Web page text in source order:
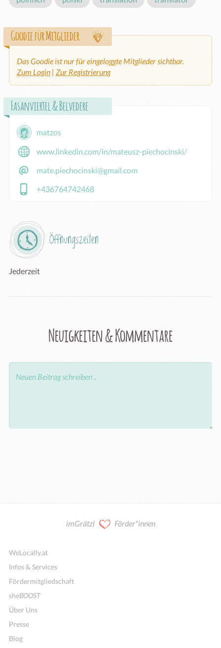
Goodie für Mitglieder
Das Goodie ist nur für eingeloggte Mitglieder sichtbar.
Zum Login | Zur Registrierung
Fasanviertel & Belvedere
matzos
www.linkedin.com/in/mateusz-piechocinski/
mate.piechocinski@gmail.com
+436764742468
Öffnungszeiten
Jederzeit
Neuigkeiten & Kommentare
imGrätzl Förder*innen
WeLocally.at
Infos & Services
Fördermitgliedschaft
sheBOOST
Über Uns
Presse
Blog